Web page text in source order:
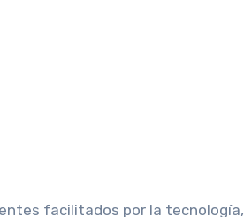
facilitados por la tecnología,